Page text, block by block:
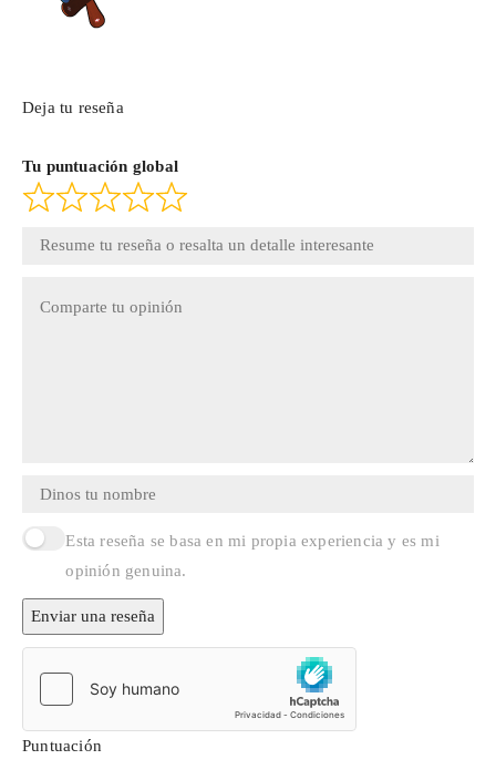
Deja tu reseña
Tu puntuación global
Esta reseña se basa en mi propia experiencia y es mi
opinión genuina.
Enviar una reseña
Puntuación